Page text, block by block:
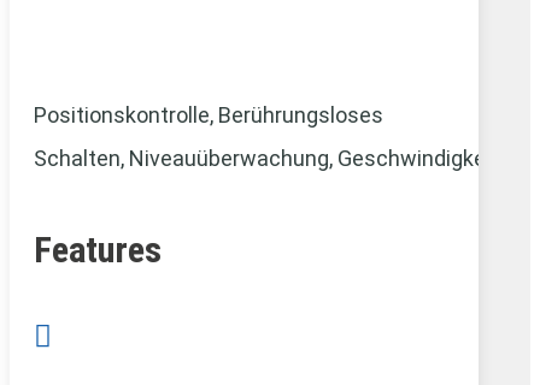
Positionskontrolle, Berührungsloses
Schalten, Niveauüberwachung,
Features
